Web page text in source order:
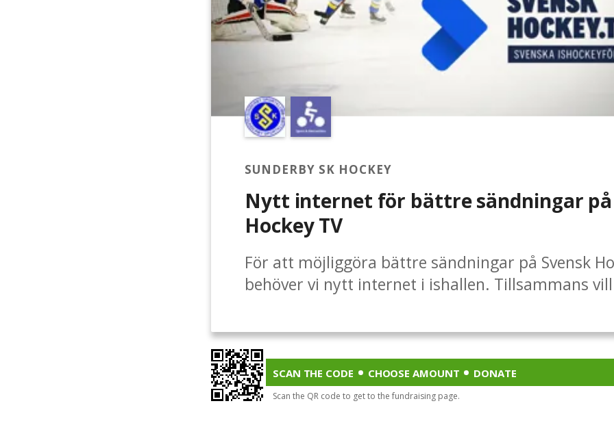
SUNDERBY SK HOCKEY
Nytt internet för bättre sändningar på
Hockey TV
För att möjliggöra bättre sändningar på Svensk
behöver vi nytt internet i ishallen. Tillsammans
skillnad tillsammans med klubben, supportrar
eldsjälar!Stötta insamlingen med ett bidrag!Dela
insamlingen i era egna sociala medier för större
spridning!Följ insamlingen genom att få
SCAN THE CODE CHOOSE AMOUNT DONATE
Scan the QR code to get to the fundraising page.